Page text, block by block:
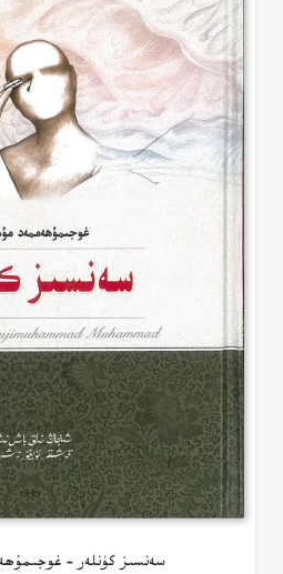
سەنسىز كۈنلەر –